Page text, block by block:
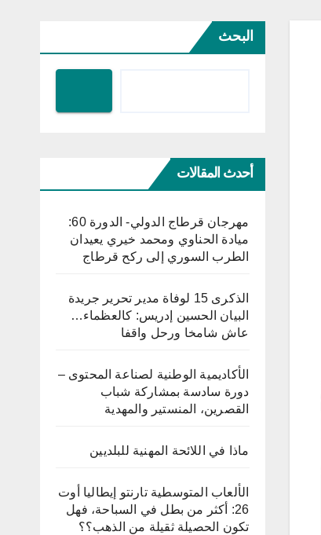
البحث
أحدث المقالات
مهرجان قرطاج الدولي- الدورة 60:
ميادة الحناوي ومحمد خيري يعيدان
الطرب السوري إلى ركح قرطاج
الذكرى 15 لوفاة مدير تحرير جريدة
البيان الحسين إدريس: كالعظماء…
عاش شامخا ورحل واقفا
الأكاديمية الوطنية لصناعة المحتوى –
دورة سادسة بمشاركة شباب
القصرين، المنستير والمهدية
ماذا في اللائحة المهنية للبلديين
الألعاب المتوسطية تارنتو إيطاليا أوت
26: أكثر من بطل في السباحة، فهل
تكون الحصيلة ثقيلة من الذهب؟؟